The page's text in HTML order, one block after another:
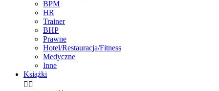
BPM
HR
Trainer
BHP
Prawne
Hotel/Restauracja/Fitness
Medyczne
Inne
Książki
 